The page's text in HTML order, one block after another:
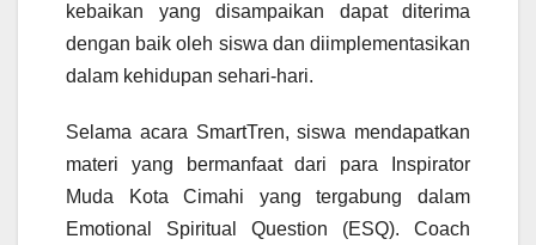
kebaikan yang disampaikan dapat diterima
dengan baik oleh siswa dan diimplementasikan
dalam kehidupan sehari-hari.
Selama acara SmartTren, siswa mendapatkan
materi yang bermanfaat dari para Inspirator
Muda Kota Cimahi yang tergabung dalam
Emotional Spiritual Question (ESQ). Coach